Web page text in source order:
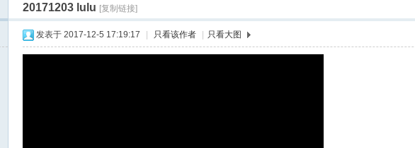
›
20171203 lulu [复制链接]
发表于 2017-12-5 17:19:17 只看该作者 只看大图